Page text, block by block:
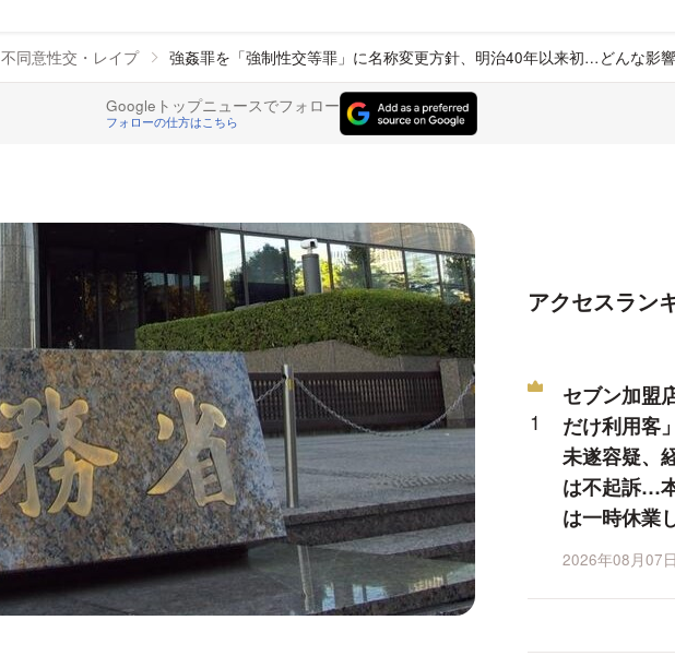
不同意性交・レイプ 強姦罪を「強制性交等罪」に名称変更方針、明治40年以来初…どんな影
Googleトップニュースでフォロー
フォローの仕方はこちら
アクセスラン
セブン加盟
だけ利用客
未遂容疑、
は不起訴…
は一時休業
2026年08月07